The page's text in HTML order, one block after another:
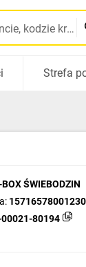
Szukaj po nazwie, indeksie, producencie, kodzie kreskowym...
Strefa
BOX ŚWIEBODZIN
15716578001230
80194